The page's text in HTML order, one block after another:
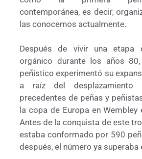
contemporánea, es decir,
las conocemos actualmente.
Después de vivir una etapa
orgánico durante los años
peñístico experimentó su
a raíz del
precedentes de peñas y
la copa de Europa en
Antes de la conquista de este
estaba conformado por 590
después, el número ya superaba